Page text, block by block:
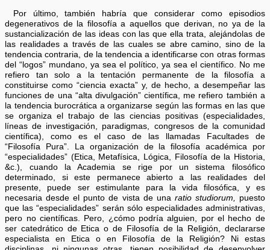
Por último, también habría que considerar como episodios
degenerativos de la filosofía a aquellos que derivan, no ya de la
sustancialización de las ideas con las que ella trata, alejándolas de
las realidades a través de las cuales se abre camino, sino de la
tendencia contraria, de la tendencia a identificarse con otras formas
del “logos” mundano, ya sea el político, ya sea el científico. No me
refiero tan solo a la tentación permanente de la filosofía a
constituirse como “ciencia exacta” y, de hecho, a desempeñar las
funciones de una “alta divulgación” científica, me refiero también a
la tendencia burocrática a organizarse según las formas en las que
se organiza el trabajo de las ciencias positivas (especialidades,
líneas de investigación, paradigmas, congresos de la comunidad
científica), como es el caso de las llamadas Facultades de
“Filosofía Pura”. La organización de la filosofía académica por
“especialidades” (Etica, Metafísica, Lógica, Filosofía de la Historia,
&c.), cuando la Academia se rige por un sistema filosófico
determinado, si este permanece abierto a las realidades del
presente, puede ser estimulante para la vida filosófica, y es
necesaria desde el punto de vista de una ratio studiorum,
puesto
que las “especialidades” serán sólo especialidades administrativas,
pero no científicas. Pero, ¿cómo podría alguien, por el hecho de
ser catedrático de Etica o de Filosofía de la Religión, declararse
especialista en Etica o en Filosofía de la Religión? Ni estas